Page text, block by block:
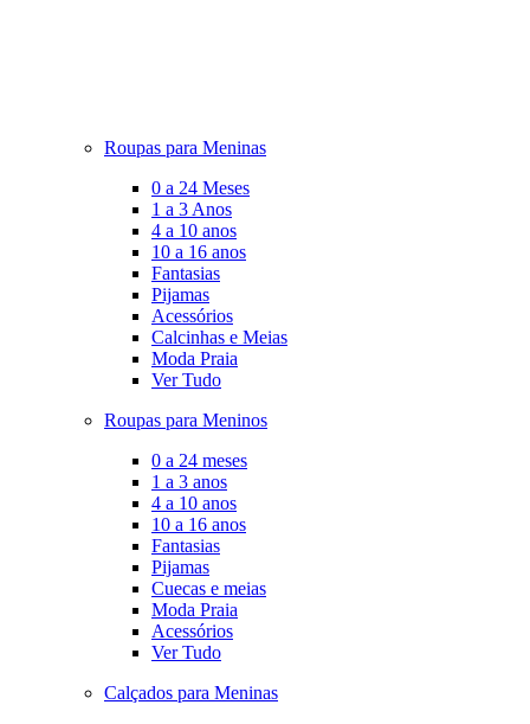
Roupas para Meninas
0 a 24 Meses
1 a 3 Anos
4 a 10 anos
10 a 16 anos
Fantasias
Pijamas
Acessórios
Calcinhas e Meias
Moda Praia
Ver Tudo
Roupas para Meninos
0 a 24 meses
1 a 3 anos
4 a 10 anos
10 a 16 anos
Fantasias
Pijamas
Cuecas e meias
Moda Praia
Acessórios
Ver Tudo
Calçados para Meninas